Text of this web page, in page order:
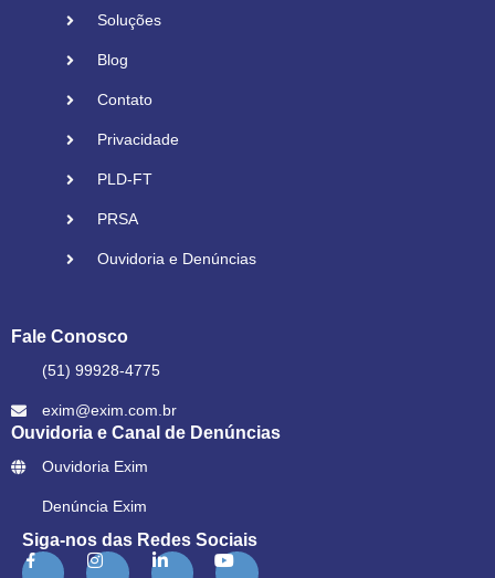
Soluções
Blog
Contato
Privacidade
PLD-FT
PRSA
Ouvidoria e Denúncias
Fale Conosco
(51) 99928-4775
exim@exim.com.br
Ouvidoria e Canal de Denúncias
Ouvidoria Exim
Denúncia Exim
Siga-nos das Redes Sociais